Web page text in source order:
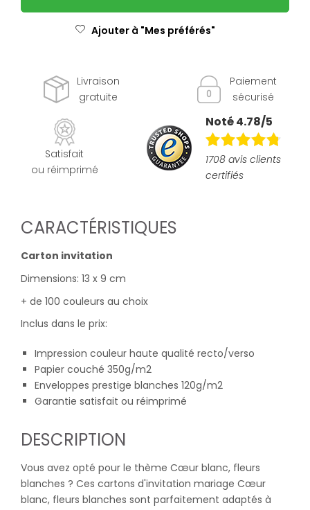
Ajouter à "Mes préférés"
Livraison
gratuite
Paiement
sécurisé
Satisfait
ou réimprimé
Noté 4.78/5
1708 avis clients
certifiés
CARACTÉRISTIQUES
Carton invitation
Dimensions: 13 x 9 cm
+ de 100 couleurs au choix
Inclus dans le prix:
Impression couleur haute qualité recto/verso
Papier couché 350g/m2
Enveloppes prestige blanches 120g/m2
Garantie satisfait ou réimprimé
DESCRIPTION
Vous avez opté pour le thème Cœur blanc, fleurs
blanches ? Ces cartons d'invitation mariage Cœur
blanc, fleurs blanches sont parfaitement adaptés à